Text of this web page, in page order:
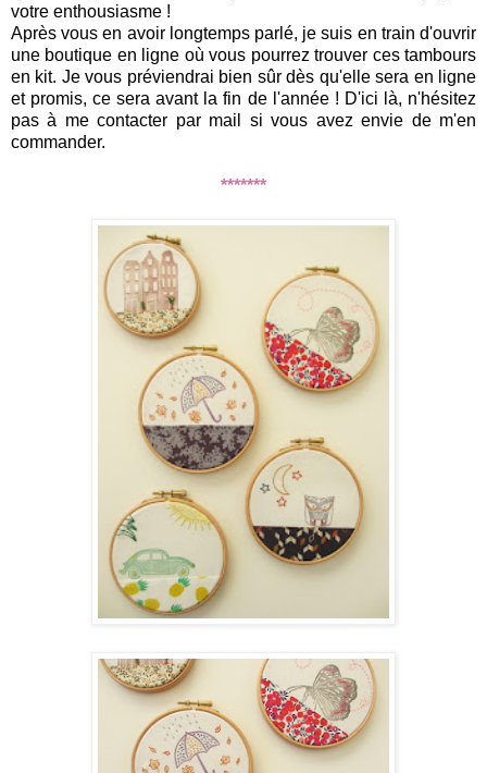
votre enthousiasme !
Après vous en avoir longtemps parlé, je suis en train d'ouvrir
une boutique en ligne où vous pourrez trouver ces tambours
en kit. Je vous préviendrai bien sûrdès qu'elle sera en ligne
et promis, ce sera avant la fin de l'année ! D'ici là, n'hésitez
pasà me contacter par mail si vous avez envie de m'en
commander.
*******